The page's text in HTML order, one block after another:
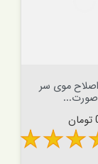
موی سر